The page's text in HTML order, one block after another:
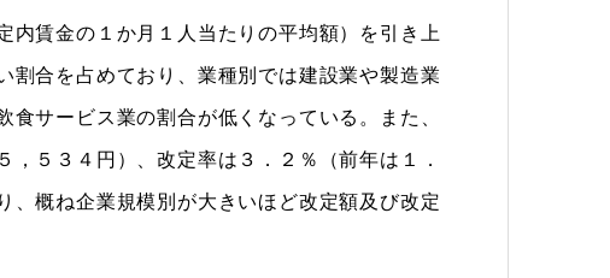
賃金の１か月１人当たりの平均額）を引き上
割合を占めており、業種別では建設業や製造業
サービス業の割合が低くなっている。また、
５３４円）、改定率は３．２％（前年は１．
、概ね企業規模別が大きいほど改定額及び改定